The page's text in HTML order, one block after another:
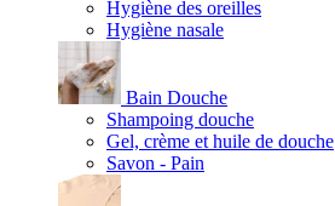
Hygiène des oreilles
Hygiène nasale
Bain Douche
Shampoing douche
Gel, crème et huile de douche
Savon - Pain